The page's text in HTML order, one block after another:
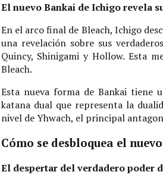
El nuevo Bankai de Ichigo revela
En el arco final de Bleach, Ichigo
una revelación sobre sus
Quincy, Shinigami y Hollow. Esta
Bleach.
Esta nueva forma de Bankai tiene
katana dual que representa la
nivel de Yhwach, el principal
Cómo se desbloquea el
El despertar del verdadero poder